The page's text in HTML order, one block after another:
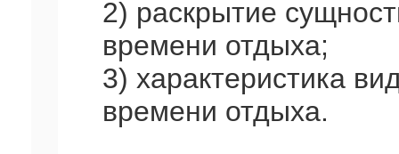
2) раскрытие
времени отдыха;
3) характеристика
времени отдыха.